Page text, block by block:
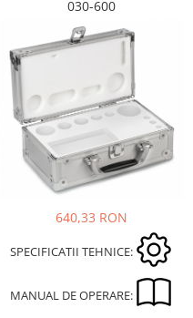
030-600
640,33 RON
SPECIFICATII TEHNICE:
MANUAL DE OPERARE: